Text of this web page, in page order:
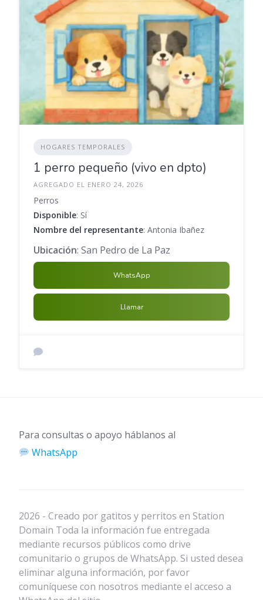
HOGARES TEMPORALES
1 perro pequeño (vivo en dpto)
AGREGADO EL ENERO 24, 2026
Perros
Disponible: Sí
Nombre del representante: Antonia Ibañez
Ubicación: San Pedro de La Paz
WhatsApp
Llamar
Para consultas o apoyo háblanos al
WhatsApp
2026 - Creado por gatitos y perritos en Station
Domain Toda la información fue entregada
mediante recursos públicos como drive
comunitario o grupos de WhatsApp. Si usted desea
eliminar alguna información, por favor
comuníquese con nosotros mediante el acceso a